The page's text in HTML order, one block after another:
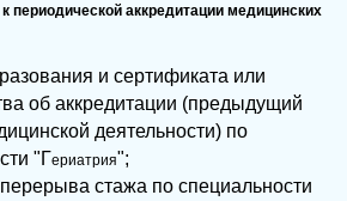
периодической аккредитации медицинских
и сертификата или
об аккредитации (предыдущий
деятельности) по
"Гериатрия";
стажа по специальности